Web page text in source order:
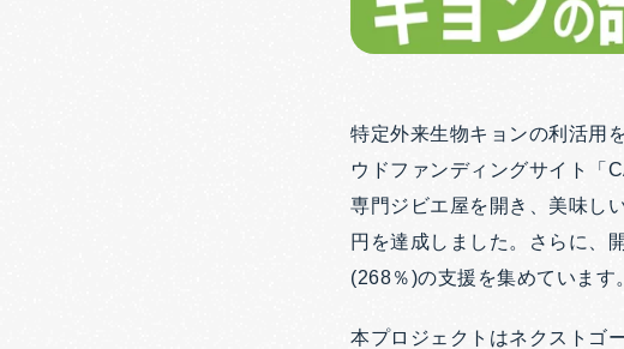
特定外来生物キョンの利活用
ウドファンディングサイト「
専門ジビエ屋を開き、美味し
円を達成しました。さらに、
(268％)の支援を集めています。
本プロジェクトはネクストゴ